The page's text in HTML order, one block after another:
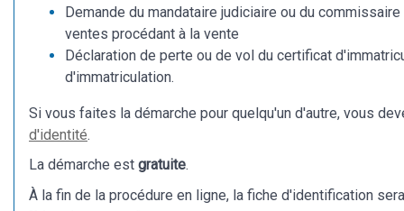
Demande du mandataire judiciaire ou du
ventes procédant à la vente
Déclaration de perte ou de vol du certificat
d'immatriculation.
Si vous faites la démarche pour quelqu'un d'autre, vous
d'identité.
La démarche est gratuite.
À la fin de la procédure en ligne, la fiche d'identification